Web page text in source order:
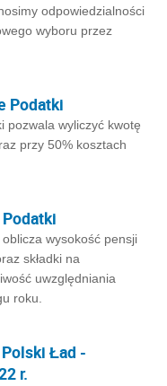
odpowiedzialności
wyboru przez
Podatki
pozwala wyliczyć kwotę
przy 50% kosztach
wysokość pensji
składki na
uwzględniania
roku.
Ład -
r.